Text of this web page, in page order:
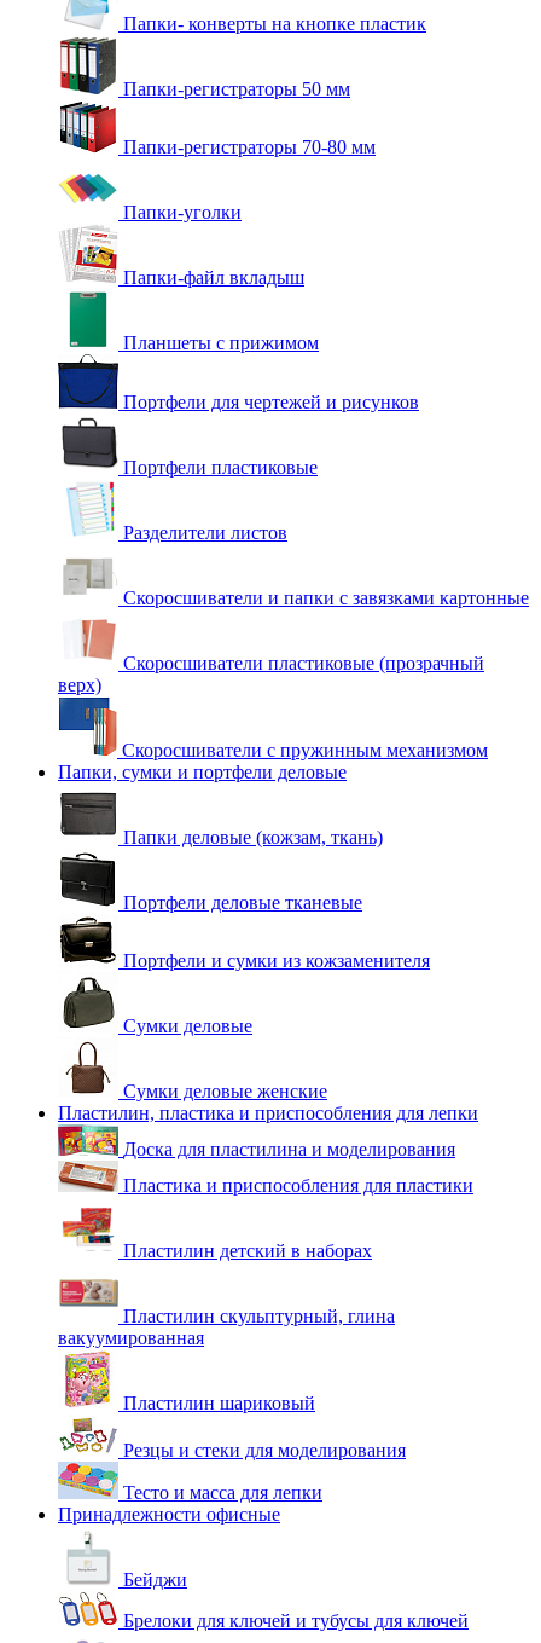
Папки- конверты на кнопке пластик
Папки-регистраторы 50 мм
Папки-регистраторы 70-80 мм
Папки-уголки
Папки-файл вкладыш
Планшеты с прижимом
Портфели для чертежей и рисунков
Портфели пластиковые
Разделители листов
Скоросшиватели и папки с завязками картонные
Скоросшиватели пластиковые (прозрачный
верх)
Скоросшиватели с пружинным механизмом
Папки, сумки и портфели деловые
Папки деловые (кожзам, ткань)
Портфели деловые тканевые
Портфели и сумки из кожзаменителя
Сумки деловые
Сумки деловые женские
Пластилин, пластика и приспособления для лепки
Доска для пластилина и моделирования
Пластика и приспособления для пластики
Пластилин детский в наборах
Пластилин скульптурный, глина
вакуумированная
Пластилин шариковый
Резцы и стеки для моделирования
Тесто и масса для лепки
Принадлежности офисные
Бейджи
Брелоки для ключей и тубусы для ключей